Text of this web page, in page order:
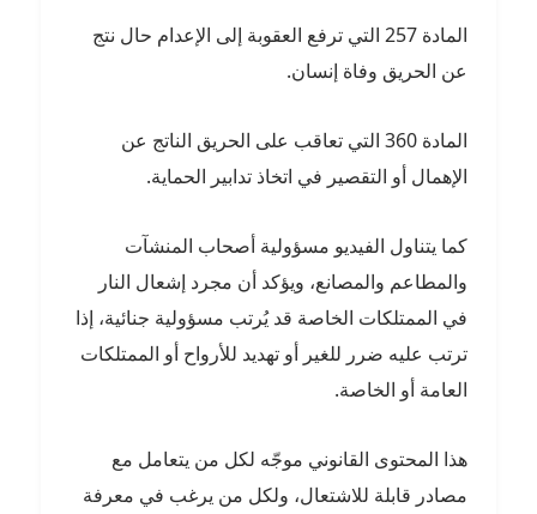
المادة 257 التي ترفع العقوبة إلى الإعدام حال نتج
عن الحريق وفاة إنسان.
المادة 360 التي تعاقب على الحريق الناتج عن
الإهمال أو التقصير في اتخاذ تدابير الحماية.
كما يتناول الفيديو مسؤولية أصحاب المنشآت
والمطاعم والمصانع، ويؤكد أن مجرد إشعال النار
في الممتلكات الخاصة قد يُرتب مسؤولية جنائية، إذا
ترتب عليه ضرر للغير أو تهديد للأرواح أو الممتلكات
العامة أو الخاصة.
هذا المحتوى القانوني موجّه لكل من يتعامل مع
مصادر قابلة للاشتعال، ولكل من يرغب في معرفة